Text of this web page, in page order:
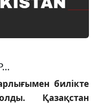
билiкте
Қазақстан